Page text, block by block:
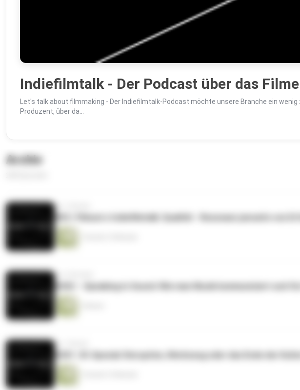
Archiv
vor 1 Woche
vor 3 Wochen
vor 1 Monat
Indiefilmtalk - Der Podcast über das
Let's talk about filmmaking - Der Indiefilmtalk-Podcast möchte unsere Branche ein
Produzent, über da...